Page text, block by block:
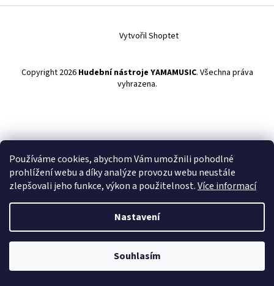
Používáme cookies, abychom Vám umožnili pohodlné
prohlížení webu a díky analýze provozu webu neustále
zlepšovali jeho funkce, výkon a použitelnost.Více informací
Nastavení
Souhlasím
í
Vytvořil Shoptet
Copyright 2026 Hudební nástroje YAMAMUSIC. Všechna práva
vyhrazena.